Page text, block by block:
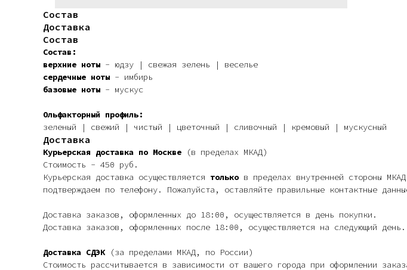
Состав
Доставка
Состав
Состав:
верхние ноты - юдзу | свежая зелень | веселье
сердечные ноты - имбирь
базовые ноты - мускус
Ольфакторный профиль:
зеленый | свежий | чистый | цветочный | сливочный | кремовый | мускусный
Доставка
Курьерская доставка по Москве
(в пределах МКАД)
Стоимость - 450 руб.
Курьерская доставка осуществляется только в пределах внутренней стороны
подтверждаем по телефону. Пожалуйста, оставляйте правильные контактные
Доставка заказов, оформленных до 18:00, осуществляется в день покупки.
Доставка заказов, оформленных после 18:00, осуществляется на следующий день.
Доставка СДЭК
(за пределами МКАД, по России)
Стоимость рассчитывается в зависимости от вашего города при оформлении